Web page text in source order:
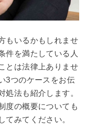
もいるかもしれませ
件を満たしている人
とは法律上ありませ
3つのケースをお伝
処法も紹介します。
度の概要についても
てみてください。